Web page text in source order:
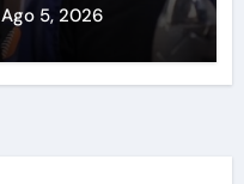
Ago 5, 2026